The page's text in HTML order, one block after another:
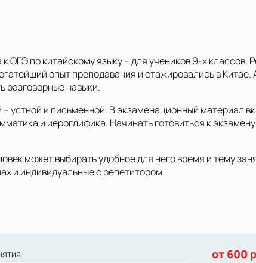
ОГЭ по китайскому языку – для учеников 9-х классов.
опыт преподавания и стажировались в Китае.
разговорные навыки.
– устной и письменной. В экзаменационный материал
и иероглифика. Начинать готовиться к
может выбирать удобное для него время и тему
и индивидуальные с репетитором.
от 600